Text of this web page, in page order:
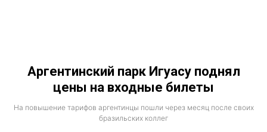
Аргентинский парк Игуасу поднял
цены на входные билеты
На повышение тарифов аргентинцы пошли через месяц после своих
бразильских коллег